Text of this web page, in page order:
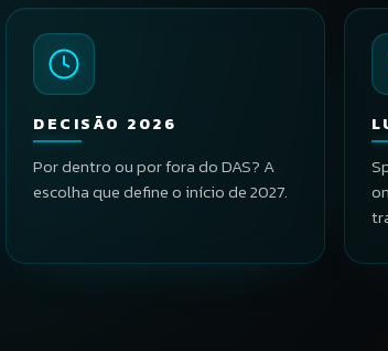
DECISÃO 2026
Por dentro ou por fora do DAS? A
escolha que define o início de 2027.